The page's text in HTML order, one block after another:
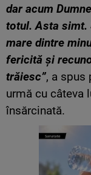
dar acum
totul. Asta simt.
mare dintre
fericită și
trăiesc”, a spus
urmă cu câteva
însărcinată.